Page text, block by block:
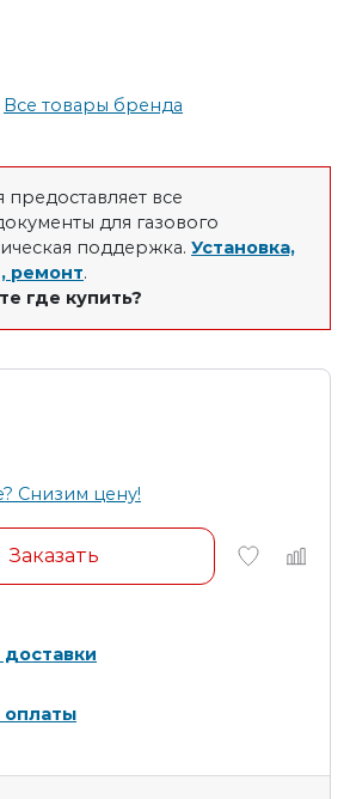
Все товары бренда
все
для газового
поддержка. Установка,
ремонт.
где купить?
Снизим цену!
Заказать